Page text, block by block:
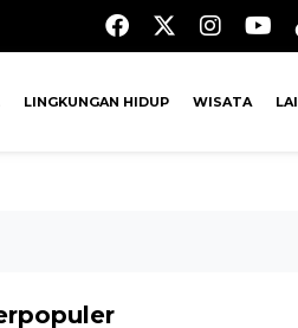
LINGKUNGAN HIDUP WISATA